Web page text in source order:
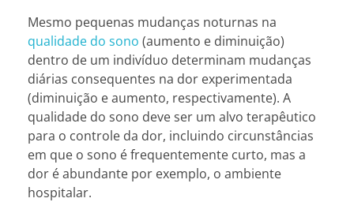
Mesmo pequenas mudanças noturnas na
qualidade do sono (aumento e diminuição)
dentro de um indivíduo determinam mudanças
diárias consequentes na dor experimentada
(diminuição e aumento, respectivamente). A
qualidade do sono deve ser um alvo terapêutico
para o controle da dor, incluindo circunstâncias
em que o sono é frequentemente curto, mas a
dor é abundante por exemplo, o ambiente
hospitalar.